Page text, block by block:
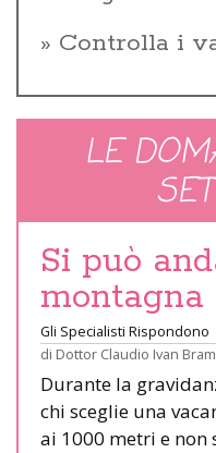
Controlla i
LE
Si può
montagna
Gli Specialisti Rispondono
di Dottor Claudio Ivan
Durante la
chi sceglie una
ai 1000 metri e non